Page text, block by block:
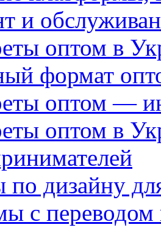
и
оптом в
формат
оптом —
оптом в
по дизайну
с переводом